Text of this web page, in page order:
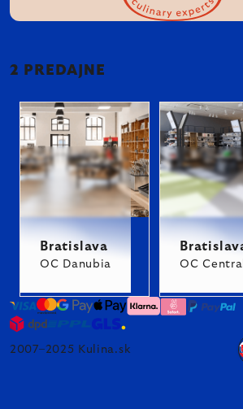
2 PREDAJNE
Bratislava
OC Danubia OC Central
2007–2025 Kulina.sk